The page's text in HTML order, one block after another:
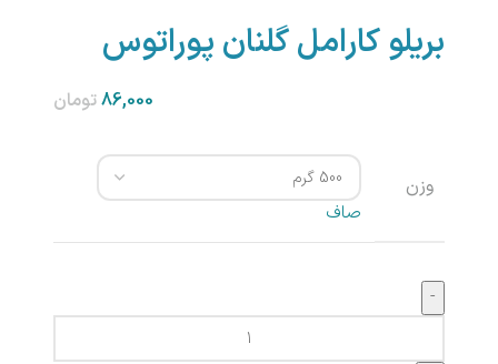
بریلو کارامل گلنان پوراتوس
تومان
وزن
صاف